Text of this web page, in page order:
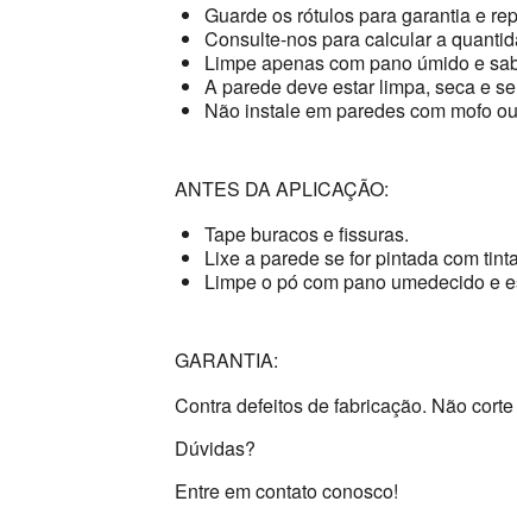
Guarde os rótulos para garantia e
Consulte-nos para calcular a
Limpe apenas com pano úmido e
A parede deve estar limpa, seca e
Não instale em paredes com mofo
ANTES DA APLICAÇÃO:
Tape buracos e fissuras.
Lixe a parede se for pintada com
Limpe o pó com pano umedecido e
GARANTIA:
Contra defeitos de fabricação. Não
Dúvidas?
Entre em contato conosco!